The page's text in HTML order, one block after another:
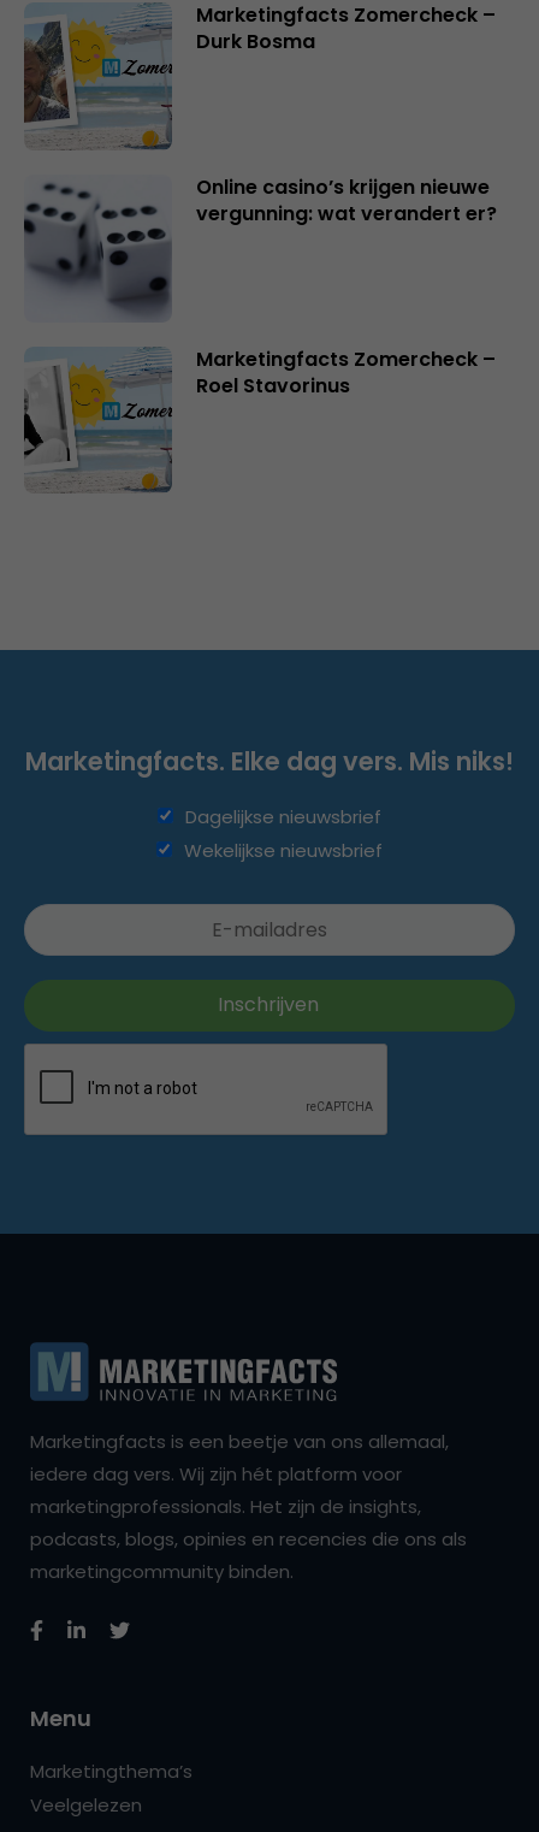
Marketingfacts Zomercheck –
Durk Bosma
Online casino’s krijgen nieuwe
vergunning: wat verandert er?
Marketingfacts Zomercheck –
Roel Stavorinus
Marketingfacts. Elke dag vers. Mis niks!
Dagelijkse nieuwsbrief
Wekelijkse nieuwsbrief
Marketingfacts is een beetje van ons allemaal,
iedere dag vers. Wij zijn hét platform voor
marketingprofessionals. Het zijn de insights,
podcasts, blogs, opinies en recencies die ons als
marketingcommunity binden.
Menu
Marketingthema’s
Veelgelezen